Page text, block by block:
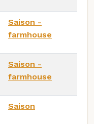
Saison -
farmhouse
Saison -
farmhouse
Saison